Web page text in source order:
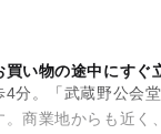
い物の途中にすぐ
分。「武蔵野公会
商業地からも近く